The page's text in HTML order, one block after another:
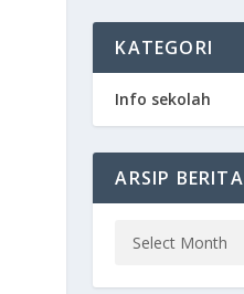
KATEGORI
Info sekolah
ARSIP BERITA